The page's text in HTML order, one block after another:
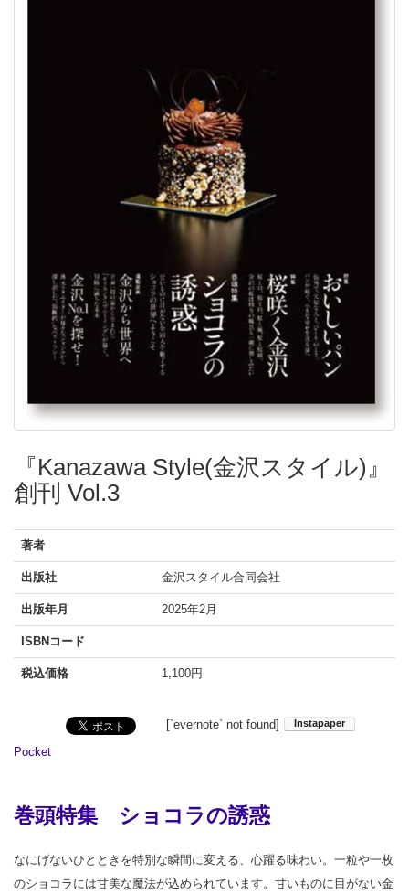
『Kanazawa Style(金沢スタイル)』
創刊 Vol.3
著者
出版社 金沢スタイル合同会社
出版年月 2025年2月
ISBNコード
税込価格 1,100円
[`evernote` not found]
Pocket
巻頭特集 ショコラの誘惑
なにげないひとときを特別な瞬間に変える、心躍る味わい。一粒や一枚
のショコラには甘美な魔法が込められています。甘いものに目がない金